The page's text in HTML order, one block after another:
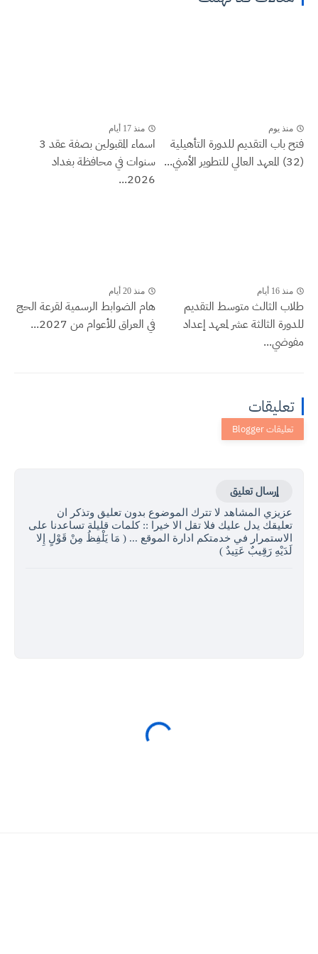
منذ يوم
فتح باب التقديم للدورة التأهيلية
(32) المعهد العالي للتطوير الأمني...
منذ 17 أيام
اسماء المقبولين بصفة عقد 3
سنوات في محافظة بغداد
2026...
منذ 16 أيام
طلاب الثالث متوسط التقديم
للدورة الثالثة عشر لمعهد إعداد
مفوضي...
منذ 20 أيام
هام الضوابط الرسمية لقرعة الحج
في العراق للأعوام من 2027...
تعليقات
إرسال تعليق
عزيزي المشاهد لا تترك الموضوع بدون تعليق وتذكر ان
تعليقك يدل عليك فلا تقل الا خيرا :: كلمات قليلة تساعدنا على
الاستمرار في خدمتكم ادارة الموقع ... ( مَا يَلْفِظُ مِنْ قَوْلٍ إِلا
لَدَيْهِ رَقِيبٌ عَتِيدٌ )